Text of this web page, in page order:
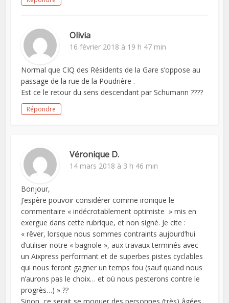
Olivia
16 février 2018 à 19 h 47 min
Normal que CIQ des Résidents de la Gare s’oppose au
passage de la rue de la Poudrière .
Est ce le retour du sens descendant par Schumann ????
Répondre
Véronique D.
14 mars 2018 à 3 h 46 min
Bonjour,
J’espère pouvoir considérer comme ironique le
commentaire « indécrotablement optimiste » mis en
exergue dans cette rubrique, et non signé. Je cite :
« rêver, lorsque nous sommes contraints aujourd’hui
d’utiliser notre « bagnole », aux travaux terminés avec
un Aixpress performant et de superbes pistes cyclables
qui nous feront gagner un temps fou (sauf quand nous
n’aurons pas le choix… et où nous pesterons contre le
progrès…) » ??